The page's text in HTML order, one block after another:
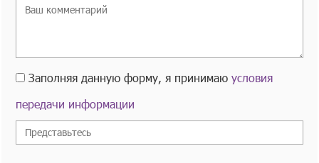
Заполняя данную форму, я принимаюусловия
передачи информации